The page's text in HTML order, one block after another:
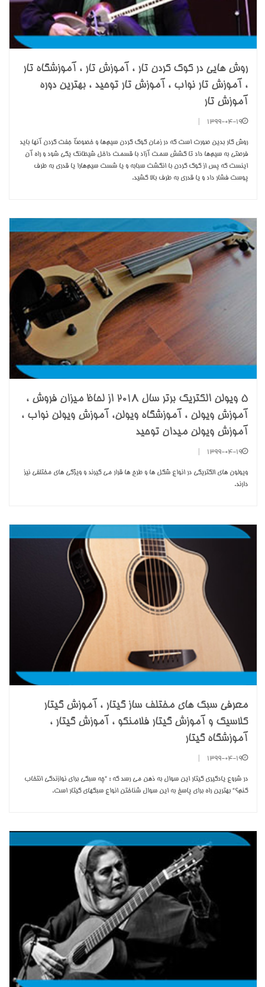
روش هایی در کوک کردن تار ، آموزش تار ، آموزشگاه تار
، آموزش تار نواب ، آموزش تار توحید ، بهترین دوره
آموزش تار
1399-04-19
روش کار بدين صورت است که در زمان کوک کردن سيم‌ها و خصوصآ جفت کردن آنها بايد
فرصتي به سيم‌ها داد تا کشش سمت آزاد با قسمت داخل شيطانک يکي شود و راه آن
اينست که پس از کوک کردن با انگشت سبابه و يا شست سيم‌هارا يا قدري به طرف
پوست فشار داد و يا قدري به طرف بالا کشيد.
۵ ویولن الکتریک برتر سال ۲۰۱۸ از لحاظ میزان فروش ،
آموزش ویولن ، آموزشگاه ویولن، آموزش ویولن نواب ،
آموزش ویولن میدان توحید
1399-04-19
ویولون های الکتریکی در انواع شکل ها و طرح ها قرار می گیرند و ویژگی های مختلفی نیز
دارند.
معرفی سبک های مختلف ساز گیتار ، آموزش گیتار
کلاسیک و آموزش گیتار فلامنکو ، آموزش گیتار ،
آموزشگاه گیتار
1399-04-19
در شروع یادگیری گیتار این سوال به ذهن می رسد که : “چه سبکی برای نوازندگی انتخاب
کنم؟“ بهترین راه برای پاسخ به این سوال شناختن انواع سبکهای گیتار است.